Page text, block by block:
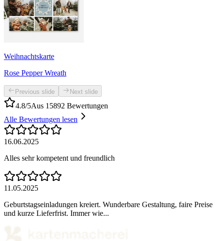
Weihnachtskarte
Rose Pepper Wreath
Previous slide Next slide
4.8/5Aus 15892 Bewertungen
Alle Bewertungen lesen
16.06.2025
Alles sehr kompetent und freundlich
11.05.2025
Geburtstagseinladungen kreiert. Wunderbare Gestaltung, faire Preise
und kurze Lieferfrist. Immer wie...